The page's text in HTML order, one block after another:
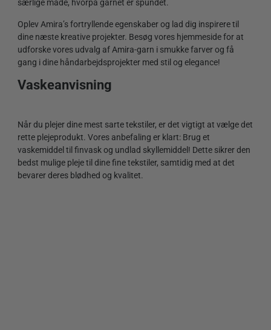
særlige måde, hvorpå garnet er spundet.
Oplev Amira’s fortryllende egenskaber og lad dig inspirere til
dine næste kreative projekter. Besøg vores hjemmeside for at
udforske vores udvalg af Amira-garn i smukke farver og få
gang i dine håndarbejdsprojekter med stil og elegance!
Vaskeanvisning
Når du plejer dine mest sarte tekstiler, er det vigtigt at vælge det
rette plejeprodukt. Vores anbefaling er klart: Brug et
vaskemiddel til finvask og undlad skyllemiddel! Dette sikrer den
bedst mulige pleje til dine fine tekstiler, samtidig med at det
bevarer deres blødhed og kvalitet.